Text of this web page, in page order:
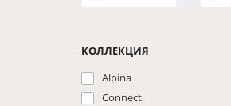
КОЛЛЕКЦИЯ
Alpina
Connect